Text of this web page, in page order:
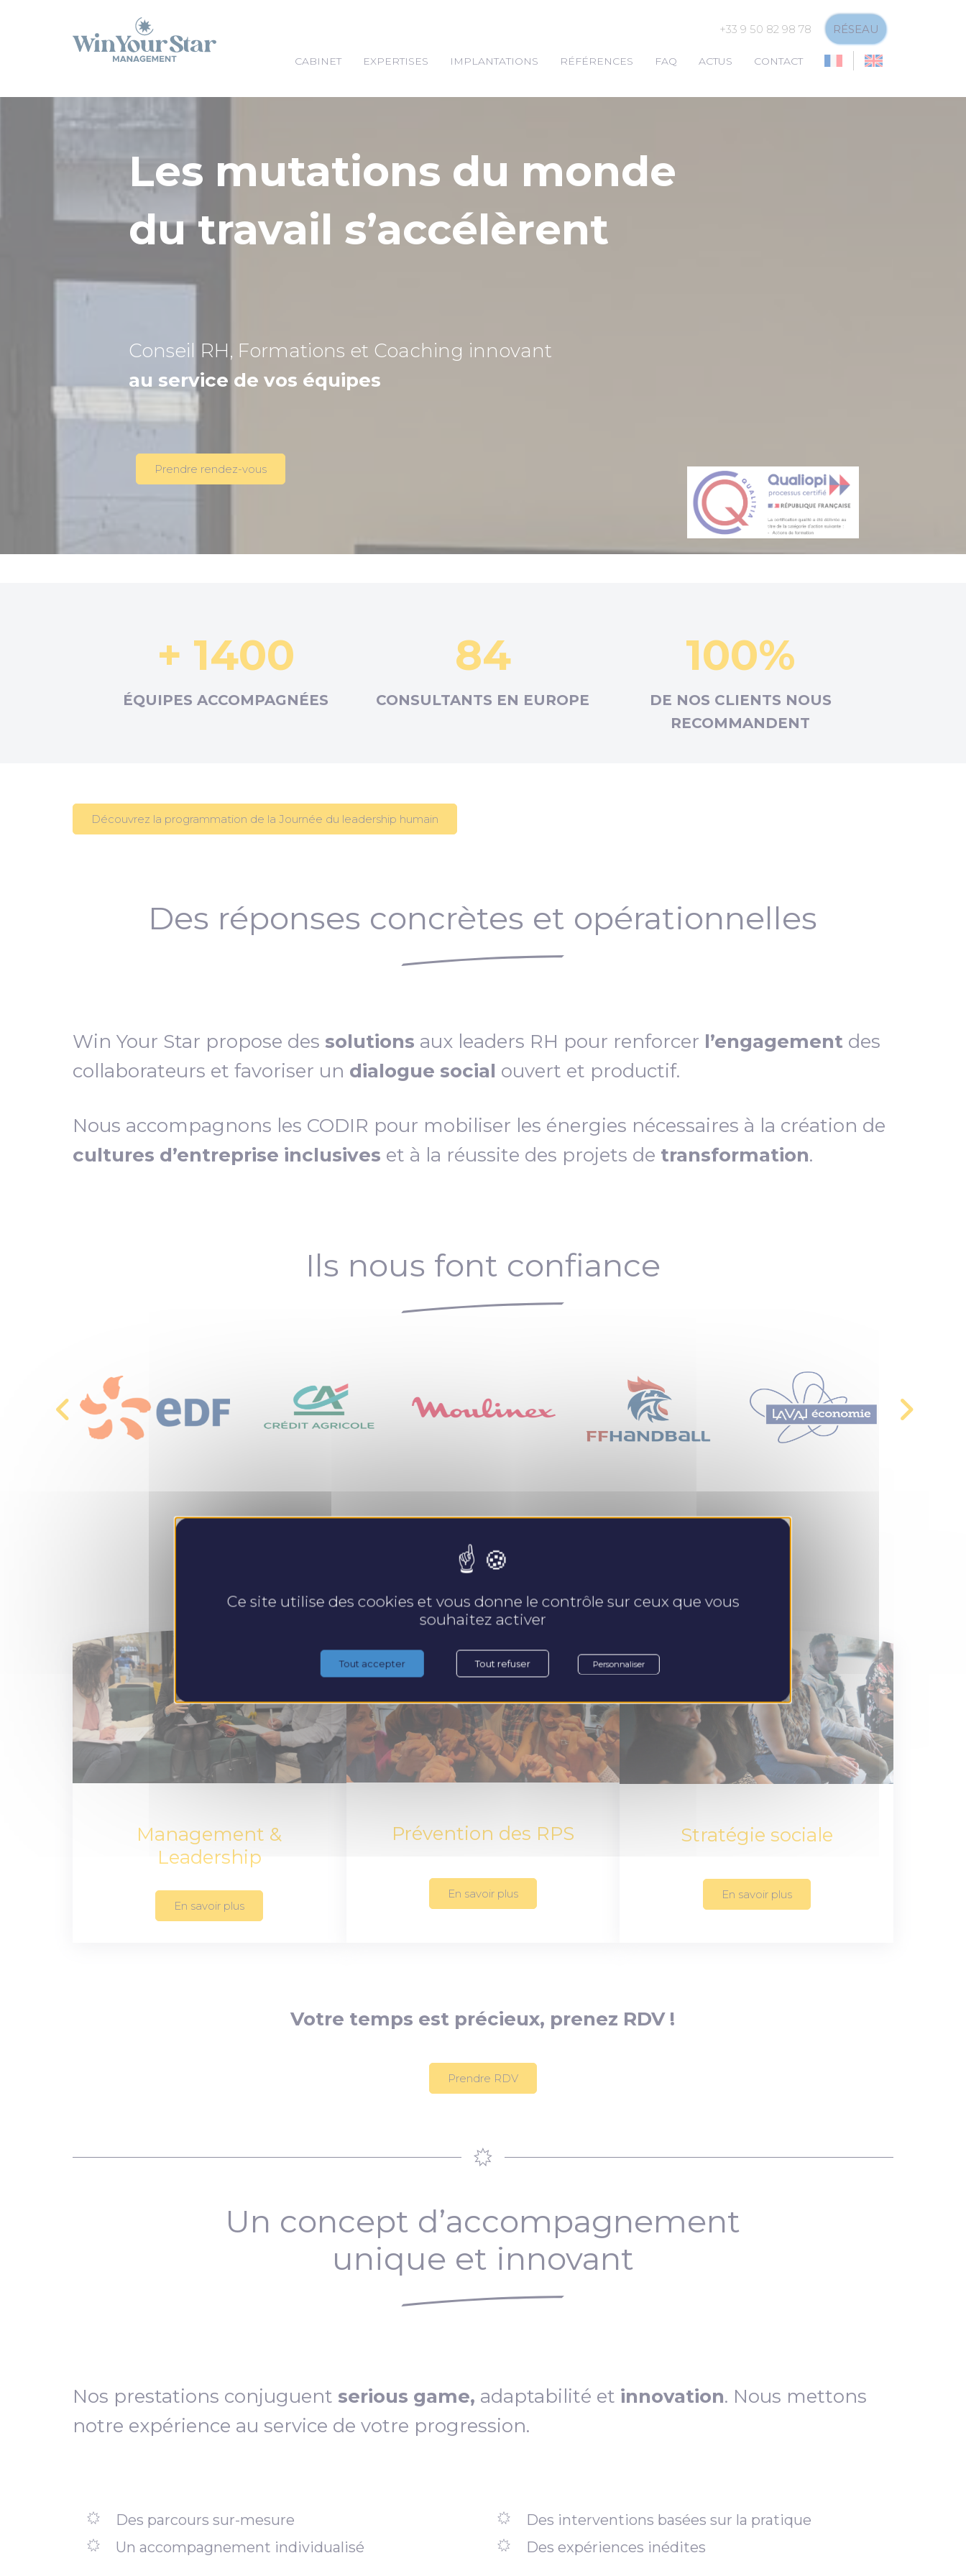
+33 9 50 82 98 78 RÉSEAU
CABINET EXPERTISES IMPLANTATIONS RÉFÉRENCES FAQ ACTUS CONTACT
Les mutations du monde
du travail s’accélèrent
Conseil RH, Formations et Coaching innovant
au service de vos équipes
Prendre rendez-vous
+ 1400
ÉQUIPES ACCOMPAGNÉES
84
CONSULTANTS EN EUROPE
100%
DE NOS CLIENTS NOUS
RECOMMANDENT
Découvrez la programmation de la Journée du leadership humain
Des réponses concrètes et opérationnelles
Win Your Star propose des solutions aux leaders RH pour renforcer l’engagement des
collaborateurs et favoriser un dialogue social ouvert et productif.
Nous accompagnons les CODIR pour mobiliser les énergies nécessaires à la création de
cultures d’entreprise inclusives et à la réussite des projets de transformation.
Ils nous font confiance
Nos expertises
Management &
Leadership
En savoir plus
Prévention des RPS
En savoir plus
Stratégie sociale
En savoir plus
Votre temps est précieux, prenez RDV !
Prendre RDV
Un concept d’accompagnement
unique et innovant
Nos prestations conjuguent serious game, adaptabilité et innovation. Nous mettons
notre expérience au service de votre progression.
Des parcours sur-mesure
Un accompagnement individualisé
Des interventions basées sur la pratique
Des expériences inédites
Ce site utilise des cookies et vous donne le contrôle sur ceux que vous
souhaitez activer
Tout accepter Tout refuser Personnaliser